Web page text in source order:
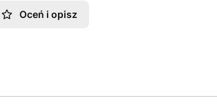
Oceń i opisz